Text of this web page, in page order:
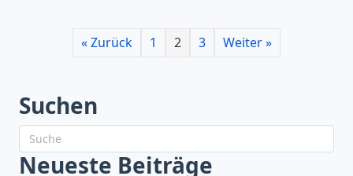
« Zurück 1 2 3 Weiter »
Suchen
Neueste Beiträge